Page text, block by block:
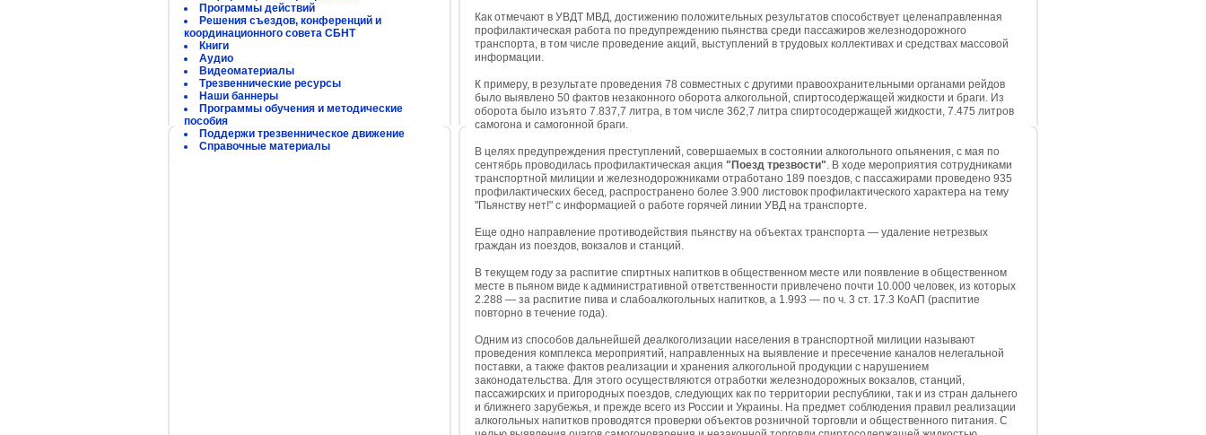
Программы действий
Решения съездов, конференций и
координационного совета СБНТ
Книги
Аудио
Видеоматериалы
Трезвеннические ресурсы
Наши баннеры
Программы обучения и методические
пособия
Поддержи трезвенническое движение
Справочные материалы
Как отмечают в УВДТ МВД, достижению положительных результатов способствует целенаправленная
профилактическая работа по предупреждению пьянства среди пассажиров железнодорожного
транспорта, в том числе проведение акций, выступлений в трудовых коллективах и средствах массовой
информации.
К примеру, в результате проведения 78 совместных с другими правоохранительными органами рейдов
было выявлено 50 фактов незаконного оборота алкогольной, спиртосодержащей жидкости и браги. Из
оборота было изъято 7.837,7 литра, в том числе 362,7 литра спиртосодержащей жидкости, 7.475 литров
самогона и самогонной браги.
В целях предупреждения преступлений, совершаемых в состоянии алкогольного опьянения, с мая по
сентябрь проводилась профилактическая акция "Поезд трезвости". В ходе мероприятия сотрудниками
транспортной милиции и железнодорожниками отработано 189 поездов, с пассажирами проведено 935
профилактических бесед, распространено более 3.900 листовок профилактического характера на тему
"Пьянству нет!" с информацией о работе горячей линии УВД на транспорте.
Еще одно направление противодействия пьянству на объектах транспорта — удаление нетрезвых
граждан из поездов, вокзалов и станций.
В текущем году за распитие спиртных напитков в общественном месте или появление в общественном
месте в пьяном виде к административной ответственности привлечено почти 10.000 человек, из которых
2.288 — за распитие пива и слабоалкогольных напитков, а 1.993 — по ч. 3 ст. 17.3 КоАП (распитие
повторно в течение года).
Одним из способов дальнейшей деалкоголизации населения в транспортной милиции называют
проведения комплекса мероприятий, направленных на выявление и пресечение каналов нелегальной
поставки, а также фактов реализации и хранения алкогольной продукции с нарушением
законодательства. Для этого осуществляются отработки железнодорожных вокзалов, станций,
пассажирских и пригородных поездов, следующих как по территории республики, так и из стран дальнего
и ближнего зарубежья, и прежде всего из России и Украины. На предмет соблюдения правил реализации
алкогольных напитков проводятся проверки объектов розничной торговли и общественного питания. С